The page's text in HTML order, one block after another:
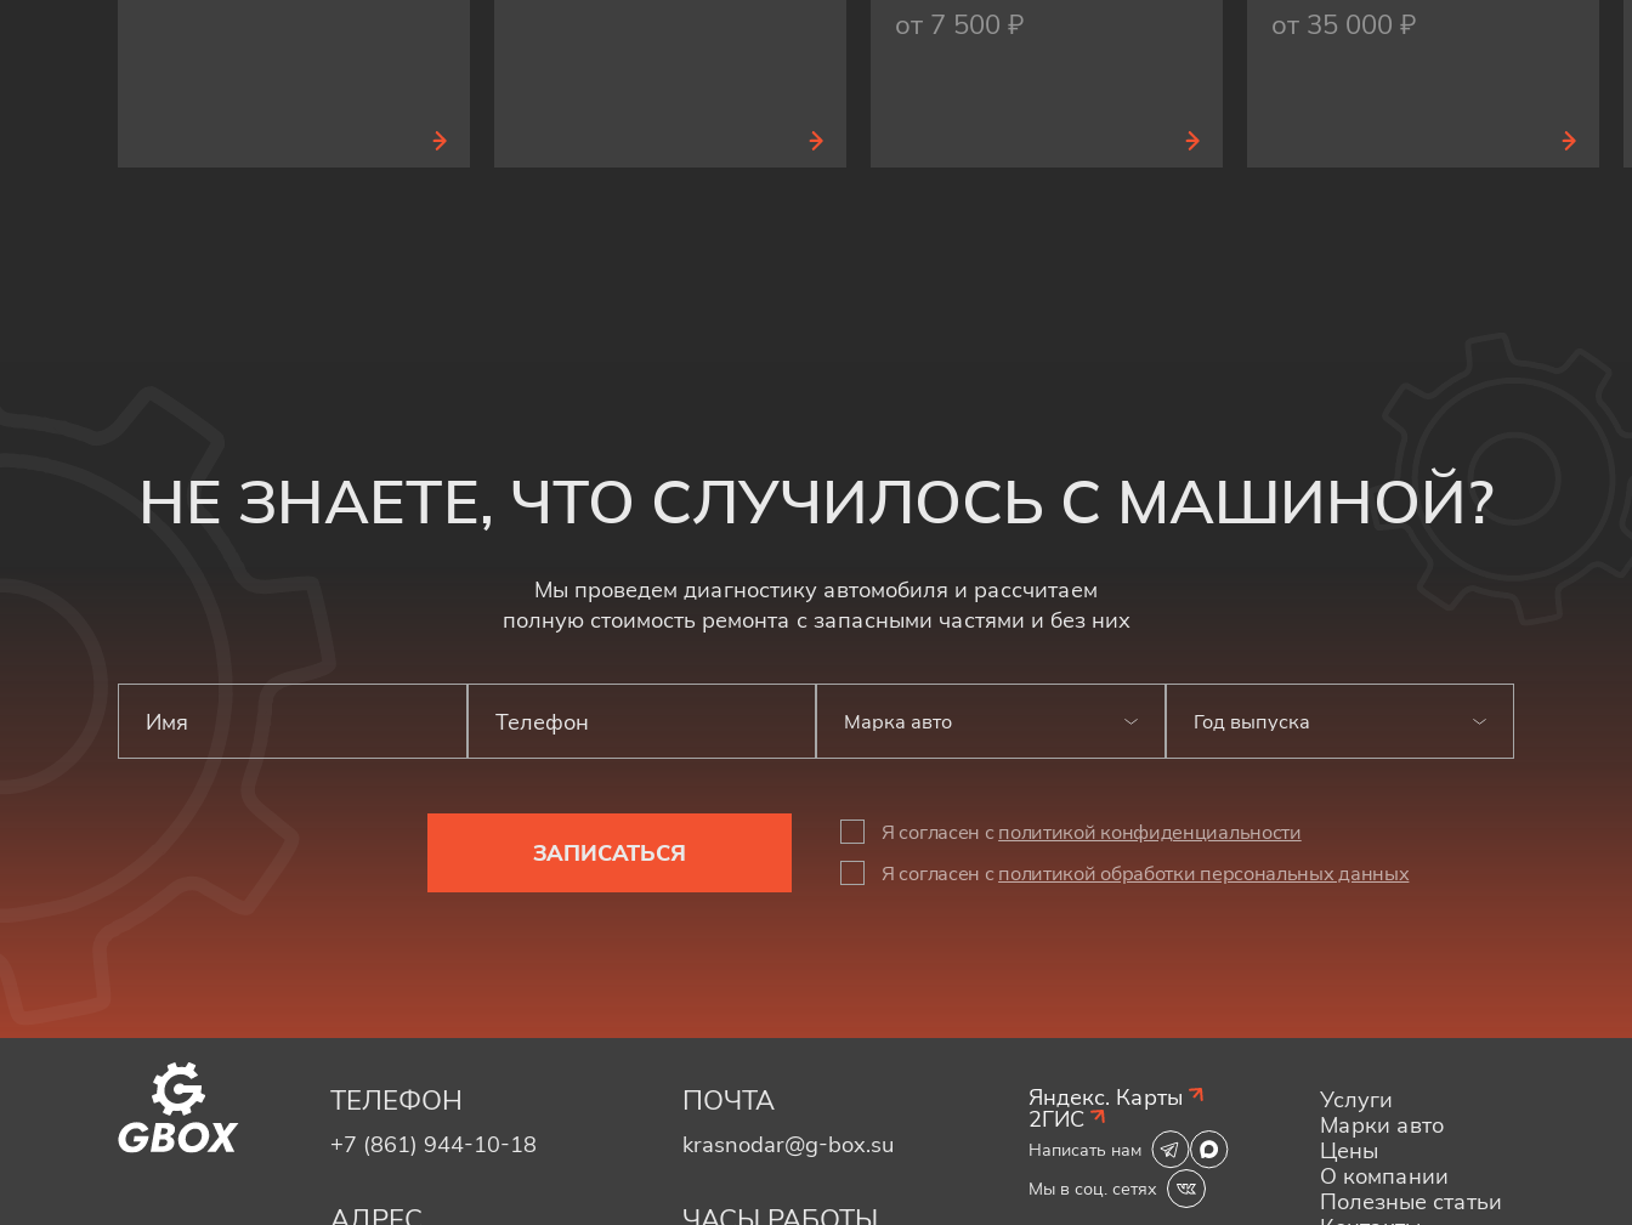
от 7 500 ₽
от 35 000 ₽
НЕ ЗНАЕТЕ, ЧТО СЛУЧИЛОСЬ С МАШИНОЙ?
Мы проведем диагностику автомобиля и рассчитаем
полную стоимость ремонта с запасными частями и без них
Марка авто Год выпуска
ЗАПИСАТЬСЯ
Я согласен с политикой конфиденциальности
Я согласен с политикой обработки персональных данных
ТЕЛЕФОН
+7 (861) 944-10-18
ПОЧТА
krasnodar@g-box.su
Яндекс. Карты
2ГИС
Написать нам
Мы в соц. сетях
Услуги
Марки авто
Цены
О компании
Полезные статьи